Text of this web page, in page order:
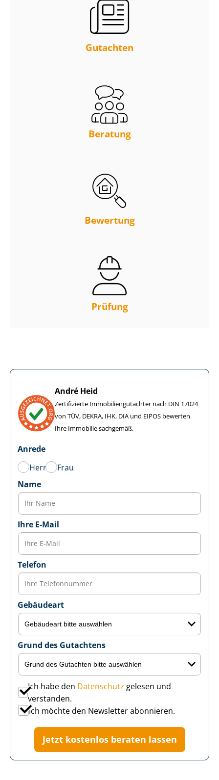
Gutachten
Beratung
Bewertung
Prüfung
André Heid
Zertifizierte Im­mo­bi­li­en­gut­ach­ter nach DIN 17024
von TÜV, DEKRA, IHK, DIA und EIPOS bewerten
Ihre Immobilie sachgemäß.
Anrede
Herr
Frau
Name
Ihre E-Mail
Telefon
Gebäudeart
Grund des Gutachtens
Ich habe den Datenschutz gelesen und
verstanden.
Ich möchte den Newsletter abonnieren.
Jetzt kostenlos beraten lassen